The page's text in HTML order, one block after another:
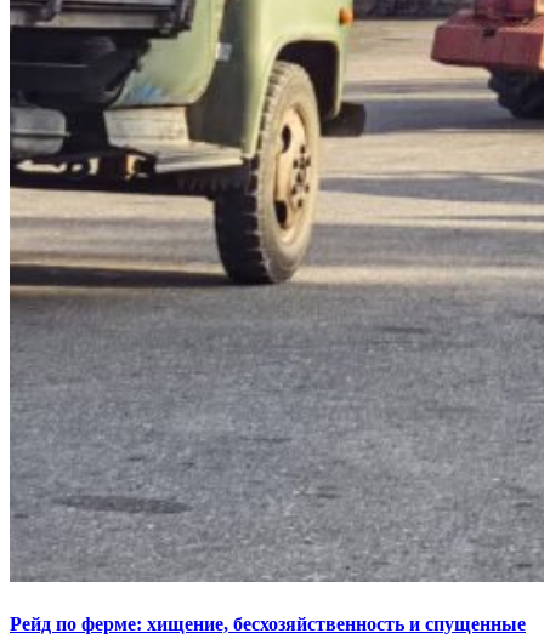
Рейд по ферме: хищение, бесхозяйственность и спущенные